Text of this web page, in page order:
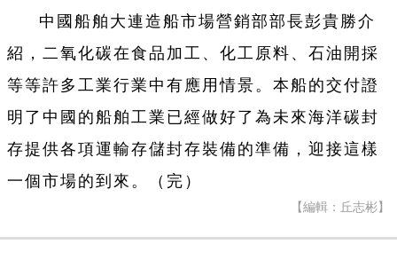
中國船舶大連造船市場營銷部部長彭貴勝介
紹，二氧化碳在食品加工、化工原料、石油開採
等等許多工業行業中有應用情景。本船的交付證
明了中國的船舶工業已經做好了為未來海洋碳封
存提供各項運輸存儲封存裝備的準備，迎接這樣
一個市場的到來。（完）
【編輯：丘志彬】